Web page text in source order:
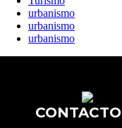
urbanismo
urbanismo
urbanismo
CONTACTO